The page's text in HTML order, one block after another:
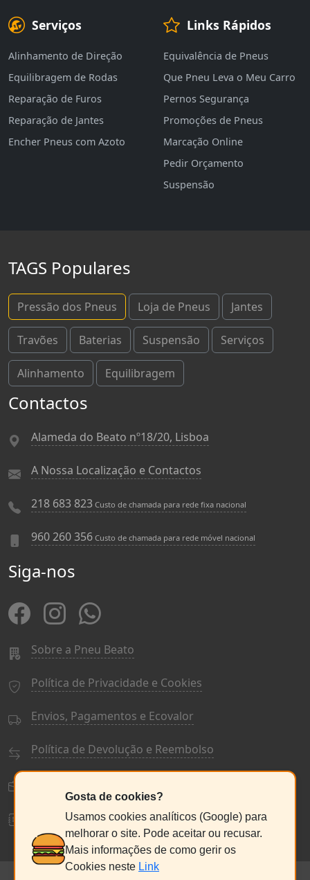
Serviços
Alinhamento de Direção
Equilibragem de Rodas
Reparação de Furos
Reparação de Jantes
Encher Pneus com Azoto
Links Rápidos
Equivalência de Pneus
Que Pneu Leva o Meu Carro
Pernos Segurança
Promoções de Pneus
Marcação Online
Pedir Orçamento
Suspensão
TAGS Populares
Pressão dos Pneus Loja de Pneus Jantes
Travões Baterias Suspensão Serviços
Alinhamento Equilibragem
Contactos
Alameda do Beato nº18/20, Lisboa
A Nossa Localização e Contactos
218 683 823 Custo de chamada para rede fixa nacional
960 260 356 Custo de chamada para rede móvel nacional
Siga-nos
Sobre a Pneu Beato
Política de Privacidade e Cookies
Envios, Pagamentos e Ecovalor
Política de Devolução e Reembolso
Livro de Reclamações
Gosta de cookies?
Usamos cookies analíticos (Google) para
melhorar o site. Pode aceitar ou recusar.
Mais informações de como gerir os
Cookies neste Link